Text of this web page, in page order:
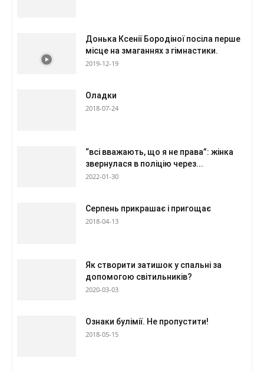
Донька Ксенії Бородіної посіла перше
місце на змаганнях з гімнастики.
2019-12-19
Оладки
2018-07-24
“всі вважають, що я не права”: жінка
звернулася в поліцію через...
2022-01-30
Серпень прикрашає і пригощає
2018-04-13
Як створити затишок у спальні за
допомогою світильників?
2020-03-03
Ознаки булімії. Не пропустити!
2018-05-15